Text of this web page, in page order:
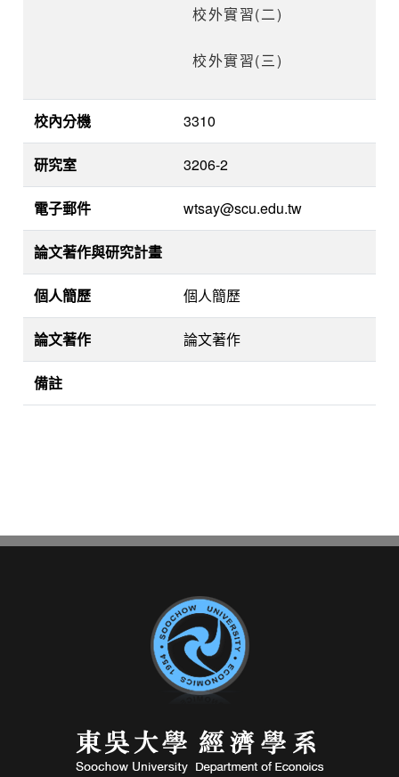
校外實習(二)
校外實習(三)
校內分機 3310
研究室 3206-2
電子郵件 wtsay@scu.edu.tw
論文著作與研究計畫
個人簡歷 個人簡歷
論文著作 論文著作
備註